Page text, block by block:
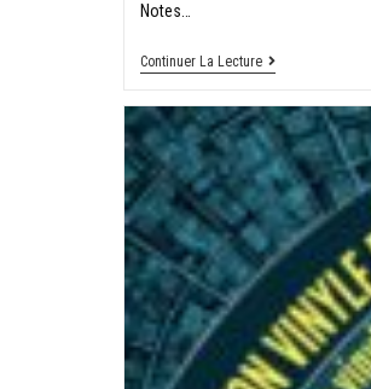
Notes…
Continuer La Lecture